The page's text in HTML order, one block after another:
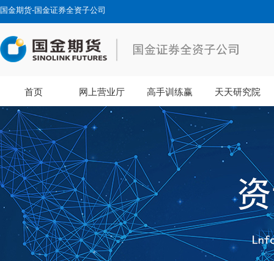
国金期货-国金证券全资子公司
首页 网上营业厅 高手训练赢 天天研究院